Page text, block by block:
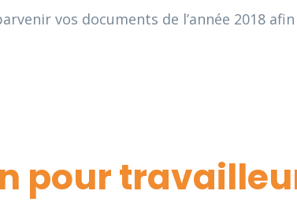
vos documents de l’année 2018
pour